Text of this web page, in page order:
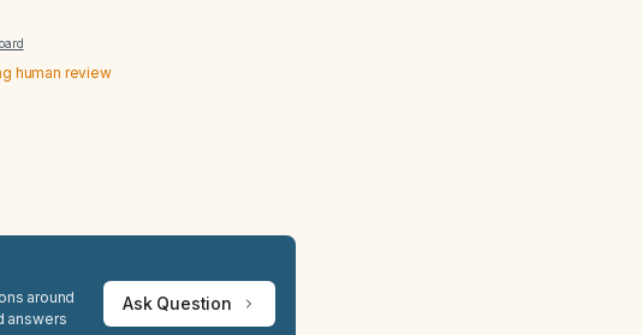
human review
around
answers
Ask Question